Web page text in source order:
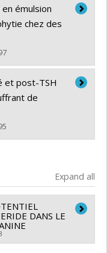
émulsion
chez des
et post-TSH
de
Expand all
DANS LE